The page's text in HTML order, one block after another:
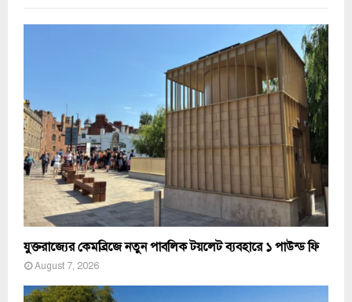
যুক্তরাজ্যের কেমব্রিজে নতুন পাবলিক টয়লেট ব্যবহারে ১ পাউন্ড ফি
August 7, 2026